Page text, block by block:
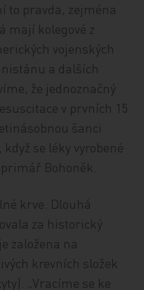
to pravda, zejména
mají kolegové z
vojenských
a dalších
že jednoznačný
v prvních 15
šanci
se léky vyrobené
Bohoněk.
krve. Dlouhá
za historický
založena na
krevních složek
„Vracíme se ke